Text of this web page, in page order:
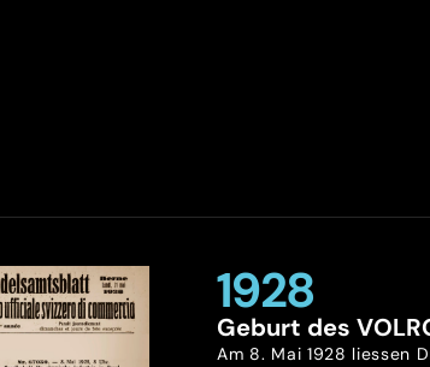
1928
Geburt des
Am 8. Mai 1928 liessen